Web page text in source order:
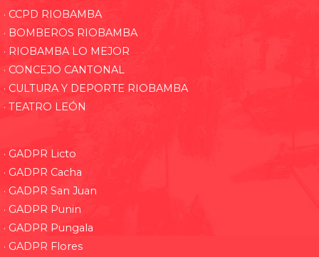
· CCPD RIOBAMBA
· BOMBEROS RIOBAMBA
· RIOBAMBA LO MEJOR
· CONCEJO CANTONAL
· CULTURA Y DEPORTE RIOBAMBA
· TEATRO LEÓN
· GADPR Licto
· GADPR Cacha
· GADPR San Juan
· GADPR Punin
· GADPR Pungala
· GADPR Flores